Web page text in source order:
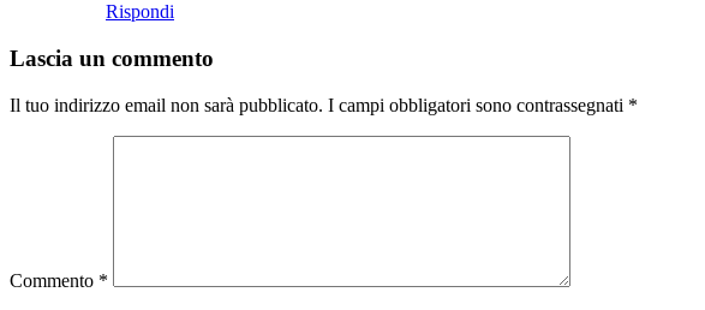
Rispondi
Lascia un commento
Il tuo indirizzo email non sarà pubblicato. I campi obbligatori sono contrassegnati *
Commento *